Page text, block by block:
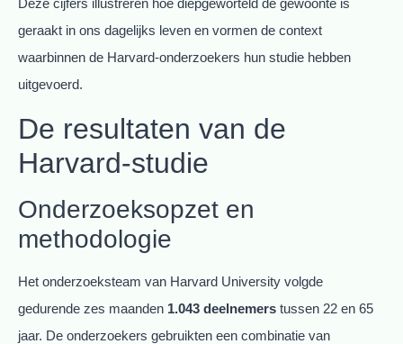
Deze cijfers illustreren hoe diepgeworteld de gewoonte is
geraakt in ons dagelijks leven en vormen de context
waarbinnen de Harvard-onderzoekers hun studie hebben
uitgevoerd.
De resultaten van de
Harvard-studie
Onderzoeksopzet en
methodologie
Het onderzoeksteam van Harvard University volgde
gedurende zes maanden 1.043 deelnemers tussen 22 en 65
jaar. De onderzoekers gebruikten een combinatie van